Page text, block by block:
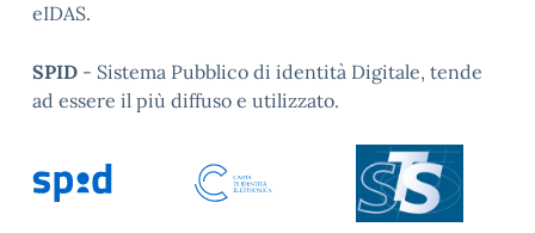
eIDAS.
SPID - Sistema Pubblico di identità Digitale, tende
ad essere il più diffuso e utilizzato.